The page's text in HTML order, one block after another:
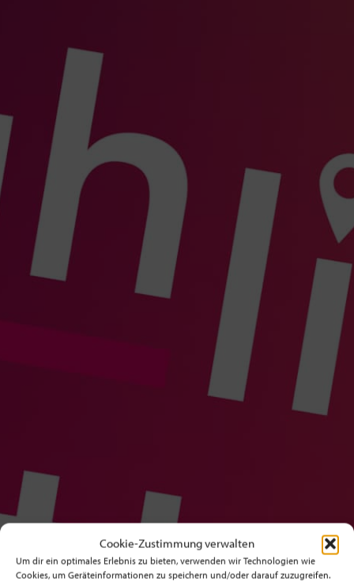
Cookie-Zustimmung verwalten
Um dir ein optimales Erlebnis zu bieten, verwenden wir Technologien wie
Cookies, um Geräteinformationen zu speichern und/oder darauf zuzugreifen.